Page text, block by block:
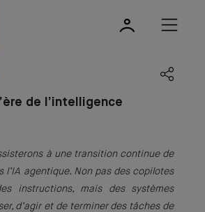
de l’intelligence
à une transition continue de
l’IA agentique. Non pas des copilotes
instructions, mais des systèmes
d’agir et de terminer des tâches de